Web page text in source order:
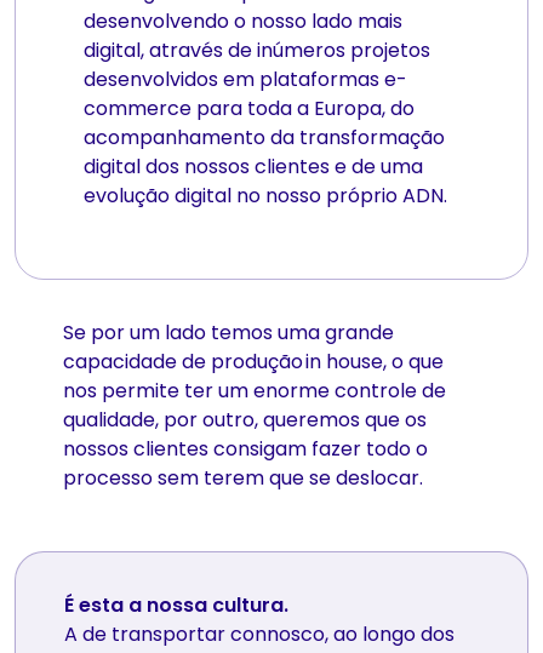
desenvolvendo o nosso lado mais
digital, através de inúmeros projetos
desenvolvidos em plataformas e-
commerce para toda a Europa, do
acompanhamento da transformação
digital dos nossos clientes e de uma
evolução digital no nosso próprio ADN.
Se por um lado temos uma grande
capacidade de produção in house, o que
nos permite ter um enorme controle de
qualidade, por outro, queremos que os
nossos clientes consigam fazer todo o
processo sem terem que se deslocar.
É esta a nossa cultura.
A de transportar connosco, ao longo dos